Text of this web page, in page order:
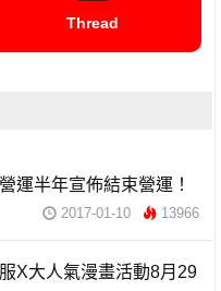
Thread
運半年宣佈結束營運！
2017-01-10 13966
X大人氣漫畫活動8月29